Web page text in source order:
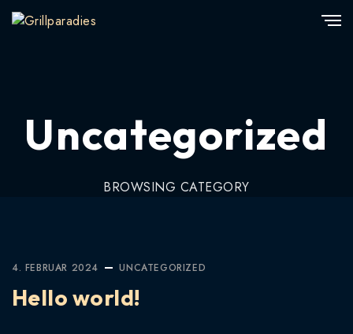
Uncategorized
BROWSING CATEGORY
4. FEBRUAR 2024 UNCATEGORIZED
Hello world!